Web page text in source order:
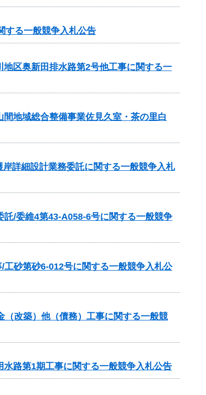
る一般競争入札公告
地区奥新田排水路第2号他工事に関する一
地域総合整備事業佐見久室・茶の里白
詳細設計業務委託に関する一般競争入札
/委維4第43-A058-6号に関する一般競争
砂第砂6-012号に関する一般競争入札公
改築）他（債務）工事に関する一般競
路第1期工事に関する一般競争入札公告